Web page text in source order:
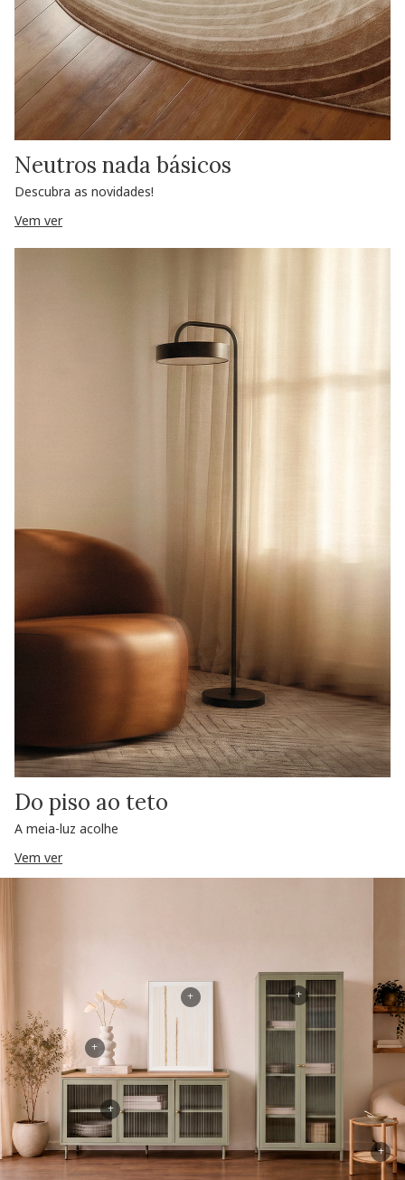
Neutros nada básicos
Descubra as novidades!
Vem ver
Do piso ao teto
A meia-luz acolhe
Vem ver
+
+
+
+
+